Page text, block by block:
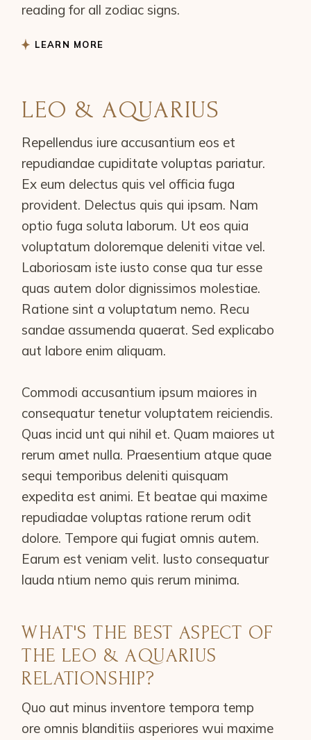
reading for all zodiac signs.
LEARN MORE
LEO & AQUARIUS
Repellendus iure accusantium eos et
repudiandae cupiditate voluptas pariatur.
Ex eum delectus quis vel officia fuga
provident. Delectus quis qui ipsam. Nam
optio fuga soluta laborum. Ut eos quia
voluptatum doloremque deleniti vitae vel.
Laboriosam iste iusto conse qua tur esse
quas autem dolor dignissimos molestiae.
Ratione sint a voluptatum nemo. Recu
sandae assumenda quaerat. Sed explicabo
aut labore enim aliquam.
Commodi accusantium ipsum maiores in
consequatur tenetur voluptatem reiciendis.
Quas incid unt qui nihil et. Quam maiores ut
rerum amet nulla. Praesentium atque quae
sequi temporibus deleniti quisquam
expedita est animi. Et beatae qui maxime
repudiadae voluptas ratione rerum odit
dolore. Tempore qui fugiat omnis autem.
Earum est veniam velit. Iusto consequatur
lauda ntium nemo quis rerum minima.
WHAT'S THE BEST ASPECT OF
THE LEO & AQUARIUS
RELATIONSHIP?
Quo aut minus inventore tempora temp
ore omnis blanditiis asperiores wui maxime